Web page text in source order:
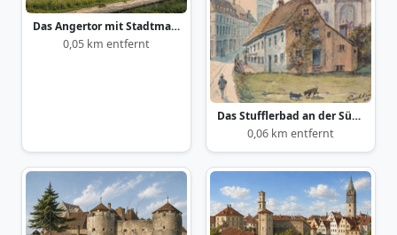
Das Angertor mit Stadtmauerpartie
0,05 km entfernt
Das Stufflerbad an der Südseite des Schulhauses an der Blumenstraße
0,06 km entfernt